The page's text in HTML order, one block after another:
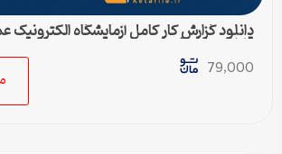
دانلود گزارش کار کامل آزمایشگاه
قابل ویرایش)
79,000